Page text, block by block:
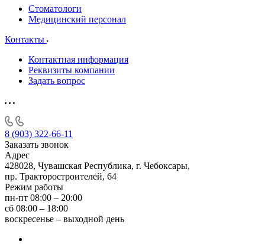
Стоматологи
Медицинский персонал
Контакты
Контактная информация
Реквизиты компании
Задать вопрос
8 (903) 322-66-11
Заказать звонок
Адрес
428028, Чувашская Республика, г. Чебоксары,
пр. Тракторостроителей, 64
Режим работы
пн-пт 08:00 – 20:00
сб 08:00 – 18:00
воскресенье – выходной день